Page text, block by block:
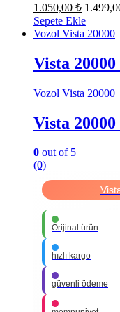
1.050,00 ₺
Sepete Ekle
Vozol Vista 20000
Vista
Vozol Vista 20000
Vista
0 out of 5
(0)
Orijinal ürün
hızlı kargo
güvenli ödeme